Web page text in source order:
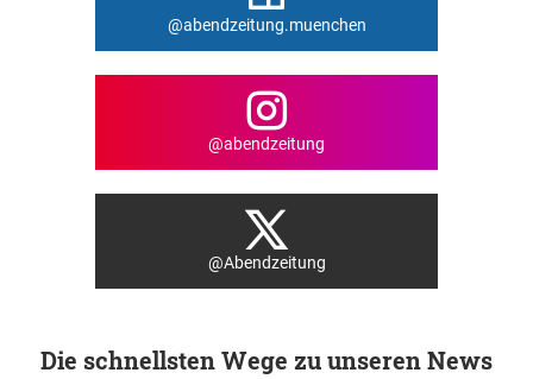
@abendzeitung.muenchen
@abendzeitung
@Abendzeitung
Die schnellsten Wege zu unseren News